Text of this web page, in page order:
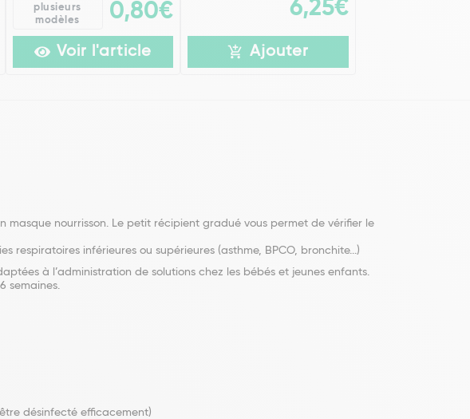
plusieurs
modèles
0,80€
Voir l'article
6,25€
Ajouter
masque nourrisson. Le petit récipient gradué vous permet de vérifier le
respiratoires inférieures ou supérieures (asthme, BPCO, bronchite...)
à l’administration de solutions chez les bébés et jeunes enfants.
semaines.
désinfecté efficacement)